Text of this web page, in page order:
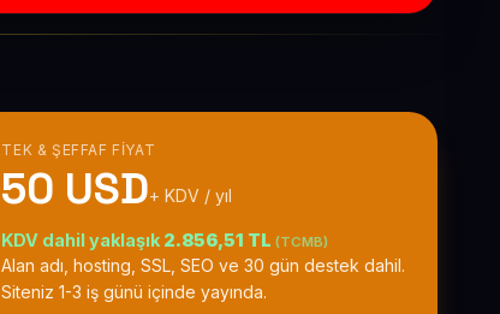
TEK & ŞEFFAF FIYAT
50 USD+ KDV / yıl
KDV dahil yaklaşık 2.856,51 TL (TCMB)
Alan adı, hosting, SSL, SEO ve 30 gün destek dahil.
Siteniz 1-3 iş günü içinde yayında.